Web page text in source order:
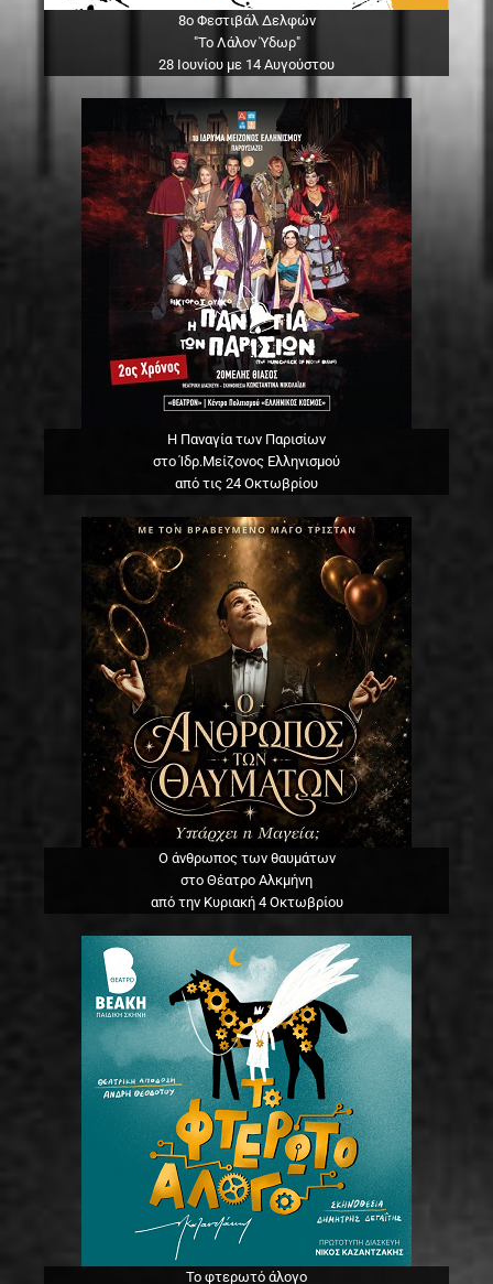
8ο Φεστιβάλ Δελφών
"Το Λάλον Ύδωρ"
28 Ιουνίου με 14 Αυγούστου
Η Παναγία των Παρισίων
στο Ίδρ.Μείζονος Ελληνισμού
από τις 24 Οκτωβρίου
Ο άνθρωπος των θαυμάτων
στο Θέατρο Αλκμήνη
από την Κυριακή 4 Οκτωβρίου
Το φτερωτό άλογο